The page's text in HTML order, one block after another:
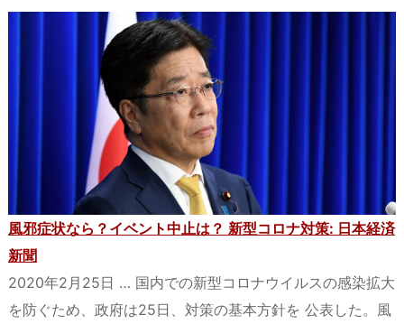
風邪症状なら？イベント中止は？ 新型コロナ対策: 日本経済
新聞
2020年2月25日 … 国内での新型コロナウイルスの感染拡大
を防ぐため、政府は25日、対策の基本方針を 公表した。風